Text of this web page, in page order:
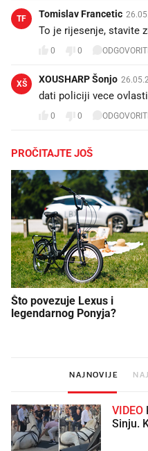
TF Tomislav Francetic
To je rijesenje, stavite
0 0
XŠ XOUSHARP Šonjo
dati policiji vece ovlasti
0 0
PROČITAJTE JOŠ
Što povezuje Lexus i
legendarnog Ponyja?
NAJNOVIJE
VIDEO
Sinju.